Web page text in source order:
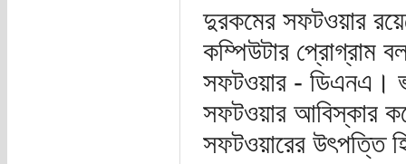
দুরকমের সফটওয়ার
কম্পিউটার প্রোগ্রাম
সফটওয়ার - ডিএনএ।
সফটওয়ার আবিস্কার
সফটওয়ারের উৎপত্তি